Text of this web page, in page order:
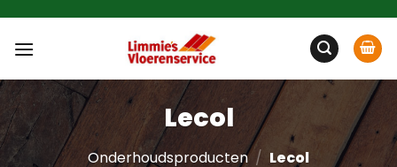
inhoud
Lecol
Onderhoudsproducten / Lecol